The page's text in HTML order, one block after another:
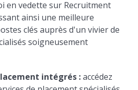
en vedette sur Recruitment
ainsi une meilleure
clés auprès d'un vivier de
soigneusement
intégrés :accédez